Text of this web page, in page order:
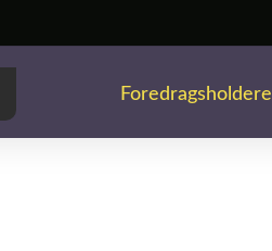
Foredragsholdere